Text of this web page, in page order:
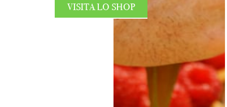
VISITA LO SHOP